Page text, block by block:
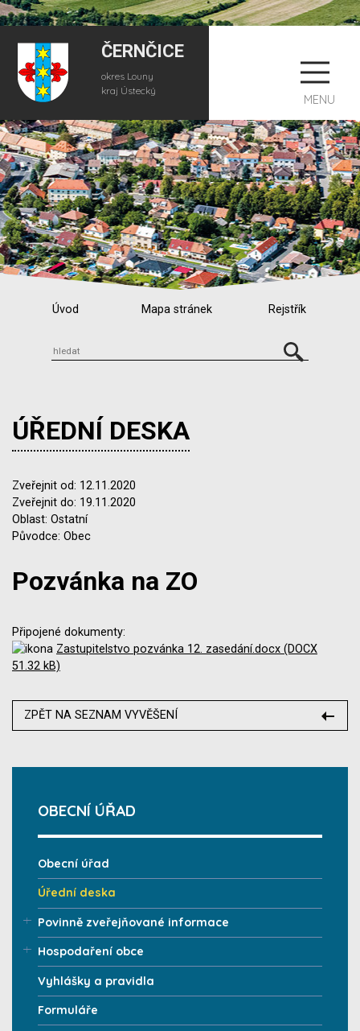
ČERNČICE
okres Louny
kraj Ústecký
MENU
Úvod Mapa stránek Rejstřík
ÚŘEDNÍ DESKA
Zveřejnit od: 12.11.2020
Zveřejnit do: 19.11.2020
Oblast: Ostatní
Původce: Obec
Pozvánka na ZO
Připojené dokumenty:
Zastupitelstvo pozvánka 12. zasedání.docx (DOCX
51.32 kB)
ZPĚT NA SEZNAM VYVĚŠENÍ
OBECNÍ ÚŘAD
Obecní úřad
Úřední deska
Povinně zveřejňované informace
Hospodaření obce
Vyhlášky a pravidla
Formuláře